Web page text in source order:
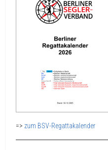
=> zum BSV-Regattakalender